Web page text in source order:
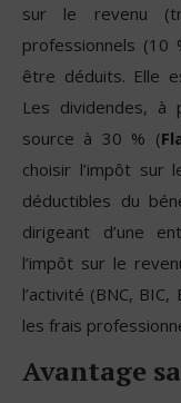
sur le revenu
professionnels
être déduits. Elle
Les dividendes,
source à 30 % (
choisir l’impôt
déductibles du
dirigeant d’une
l’impôt sur le
l’activité (BNC,
les frais
Avantage